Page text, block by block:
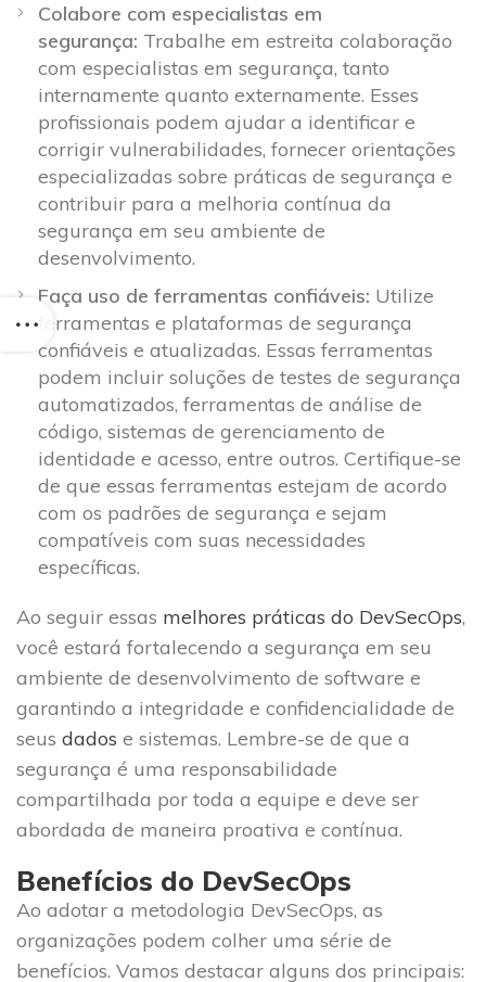
Colabore com especialistas em
segurança: Trabalhe em estreita colaboração
com especialistas em segurança, tanto
internamente quanto externamente. Esses
profissionais podem ajudar a identificar e
corrigir vulnerabilidades, fornecer orientações
especializadas sobre práticas de segurança e
contribuir para a melhoria contínua da
segurança em seu ambiente de
desenvolvimento.
Faça uso de ferramentas confiáveis: Utilize
ferramentas e plataformas de segurança
confiáveis e atualizadas. Essas ferramentas
podem incluir soluções de testes de segurança
automatizados, ferramentas de análise de
código, sistemas de gerenciamento de
identidade e acesso, entre outros. Certifique-se
de que essas ferramentas estejam de acordo
com os padrões de segurança e sejam
compatíveis com suas necessidades
específicas.
Ao seguir essas melhores práticas do DevSecOps,
você estará fortalecendo a segurança em seu
ambiente de desenvolvimento de software e
garantindo a integridade e confidencialidade de
seus dados e sistemas. Lembre-se de que a
segurança é uma responsabilidade
compartilhada por toda a equipe e deve ser
abordada de maneira proativa e contínua.
Benefícios do DevSecOps
Ao adotar a metodologia DevSecOps, as
organizações podem colher uma série de
benefícios. Vamos destacar alguns dos principais: